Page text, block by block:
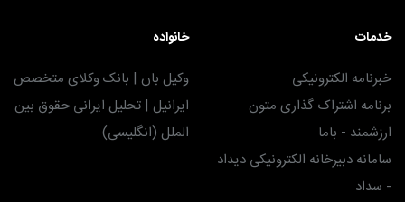
خدمات
خبرنامه الکترونیکی
برنامه اشتراک گذاری متون
ارزشمند - باما
سامانه دبیرخانه الکترونیکی دیداد
- سداد
خانواده
وکیل بان | بانک وکلای متخصص
ایرانیل | تحلیل ایرانی حقوق بین
الملل (انگلیسی)